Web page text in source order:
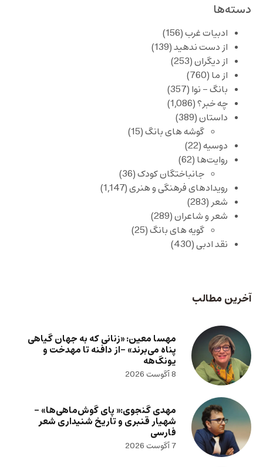
دسته‌ها
ادبیات غرب(156)
از دست ندهید(139)
از دیگران(253)
از ما (760)
بانگ – نوا (357)
چه خبر؟(1,086)
داستان(389)
گوشه های بانگ(15)
دوسیه(22)
روایت‌ها (62)
جانباختگان کودک(36)
رویدادهای فرهنگی و هنری(1,147)
شعر(283)
شعر و شاعران(289)
گویه های بانگ(25)
نقد ادبی(430)
آخرین مطالب
مهسا معین: «زنانی که به جهان گیاهی
پناه می‌برند» -از دافنه تا مهدخت و
یونگ‌هه
8 آگوست 2026
مهدی گنجوی:« پای گوش‌ماهی‌ها» –
شهیار قنبری و تاریخ شنیداری شعر
فارسی
7 آگوست 2026